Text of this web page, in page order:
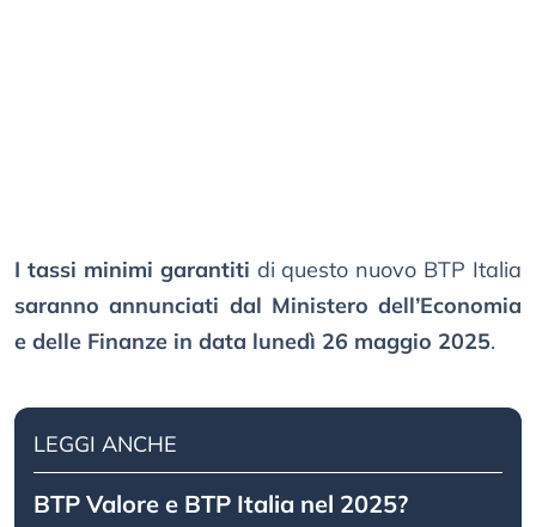
I tassi minimi garantiti di questo nuovo BTP Italia
saranno annunciati dal Ministero dell’Economia
e delle Finanze in data lunedì 26 maggio 2025.
LEGGI ANCHE
BTP Valore e BTP Italia nel 2025?